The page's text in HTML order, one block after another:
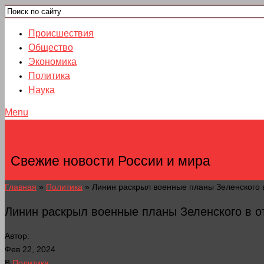
Происшествия
Общество
Экономика
Политика
Наука
Menu
Свежие новости России и мира
Главная » Политика » Линин раскрыл военные планы Зеленского
Линин раскрыл военные планы Зеленского в
Автор:
Фев 22, 2024